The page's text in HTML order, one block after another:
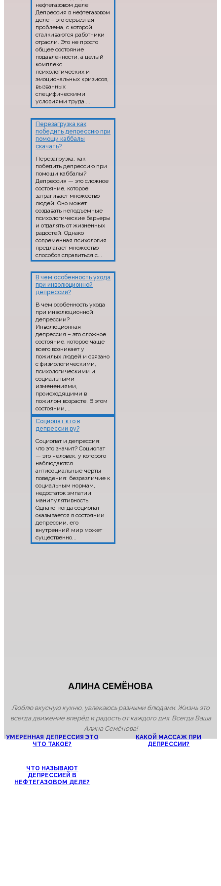
нефтегазовом деле
Депрессия в нефтегазовом
деле – это серьезная
проблема, с которой
сталкиваются работники
отрасли. Это не просто
общее состояние
подавленности, а целый
комплекс
психологических и
эмоциональных кризисов,
вызванных
специфическими
условиями труда....
Перезагрузка как
победить депрессию при
помощи каббалы
скачать?
Перезагрузка: как
победить депрессию при
помощи каббалы?
Депрессия — это сложное
состояние, которое
затрагивает множество
людей. Оно может
создавать неподъемные
психологические барьеры
и отдалять от жизненных
радостей. Однако
современная психология
предлагает множество
способов справиться с...
В чем особенность ухода
при инволюционной
депрессии?
В чем особенность ухода
при инволюционной
депрессии?
Инволюционная
депрессия – это сложное
состояние, которое чаще
всего возникает у
пожилых людей и связано
с физиологическими,
психологическими и
социальными
изменениями,
происходящими в
пожилом возрасте. В этом
состоянии,...
Социопат кто в
депрессии ру?
Социопат и депрессия:
что это значит? Социопат
— это человек, у которого
наблюдаются
антисоциальные черты
поведения: безразличие к
социальным нормам,
недостаток эмпатии,
манипулятивность.
Однако, когда социопат
оказывается в состоянии
депрессии, его
внутренний мир может
существенно...
АЛИНА СЕМЁНОВА
Люблю вкусную кухню, увлекаюсь разными блюдами. Жизнь это
всегда движение вперёд и радость от каждого дня. Всегда Ваша
Алина Семёнова!
УМЕРЕННАЯ ДЕПРЕССИЯ ЭТО
ЧТО ТАКОЕ?
КАКОЙ МАССАЖ ПРИ
ДЕПРЕССИИ?
ЧТО НАЗЫВАЮТ
ДЕПРЕССИЕЙ В
НЕФТЕГАЗОВОМ ДЕЛЕ?